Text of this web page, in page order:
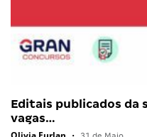
Editais publicados da
vagas…